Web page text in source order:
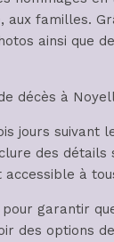
familles.
ainsi que
décès à
jours suivant
des détails
à
garantir
des options